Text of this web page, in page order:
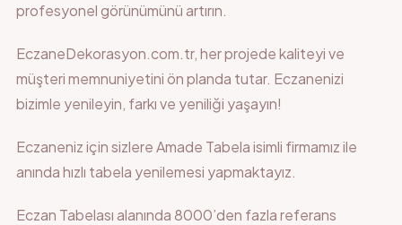
profesyonel görünümünü artırın.
EczaneDekorasyon.com.tr, her projede kaliteyi ve
müşteri memnuniyetini ön planda tutar. Eczanenizi
bizimle yenileyin, farkı ve yeniliği yaşayın!
Eczaneniz için sizlere Amade Tabela isimli firmamız ile
anında hızlı tabela yenilemesi yapmaktayız.
Eczan Tabelasıalanında 8000’den fazla referans